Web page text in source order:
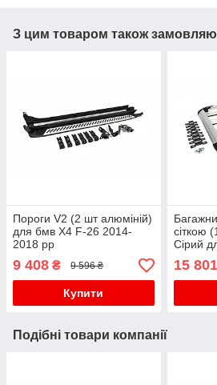
З цим товаром також
Пороги V2 (2 шт алюміній)
для бмв X4 F-26 2014-
2018 рр
9 408 ₴ 9 596 ₴
Купити
сіткою
Сірий
2014-
15 801
Подібні товари компанії